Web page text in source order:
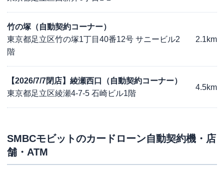
竹の塚（自動契約コーナー）
東京都足立区竹の塚1丁目40番12号 サニービル2
階
2.1km
【2026/7/7閉店】綾瀬西口（自動契約コーナー）
東京都足立区綾瀬4-7-5 石崎ビル1階
4.5km
SMBCモビットのカードローン自動契約機・店
舗・ATM